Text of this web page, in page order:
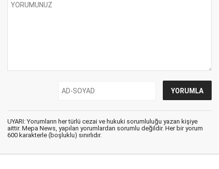
UYARI: Yorumların her türlü cezai ve hukuki sorumluluğu yazan kişiye
aittir. Mepa News, yapılan yorumlardan sorumlu değildir. Her bir yorum
600 karakterle (boşluklu) sınırlıdır.